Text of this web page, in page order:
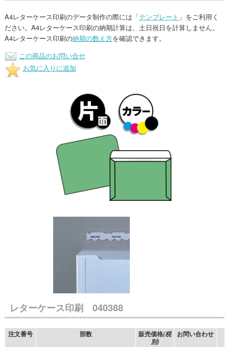
A4レターケース印刷のデータ制作の際には「テンプレート 」をご利用く
ださい。A4レターケース印刷の納期計算は、土日祝日を計算しません。
A4レターケース印刷の納期の数え方を確認できます。
この商品のお問い合せ
お気に入りに追加
レターケース印刷 040388
注文番号 部数 販売価格(税
別)
お問い合わせ